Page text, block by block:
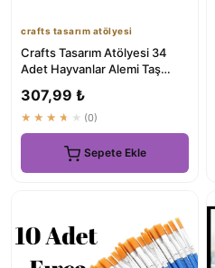
crafts tasarım atölyesi
Crafts Tasarım Atölyesi 34
Adet Hayvanlar Alemi Taş
307,99 ₺
★★★★★ (0)
Sepete Ekle